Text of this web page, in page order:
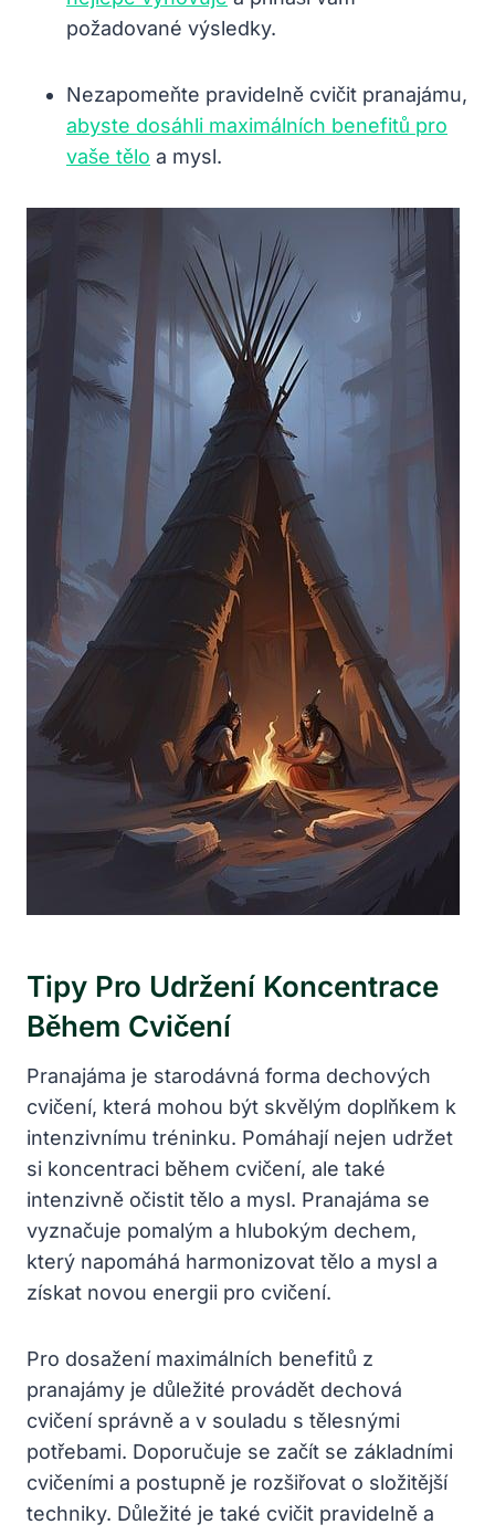
požadované výsledky.
Nezapomeňte pravidelně cvičit pranajámu,
abyste dosáhli maximálních benefitů pro
vaše tělo a mysl.
Tipy Pro Udržení Koncentrace
Během Cvičení
Pranajáma je starodávná forma dechových
cvičení, která mohou být skvělým doplňkem k
intenzivnímu tréninku. Pomáhají nejen udržet
si koncentraci během cvičení, ale také
intenzivně očistit tělo a mysl. Pranajáma se
vyznačuje pomalým a hlubokým dechem,
který napomáhá harmonizovat tělo a mysl a
získat novou energii pro cvičení.
Pro dosažení maximálních benefitů z
pranajámy je důležité provádět dechová
cvičení správně a v souladu s tělesnými
potřebami. Doporučuje se začít se základními
cvičeními a postupně je rozšiřovat o složitější
techniky. Důležité je také cvičit pravidelně a